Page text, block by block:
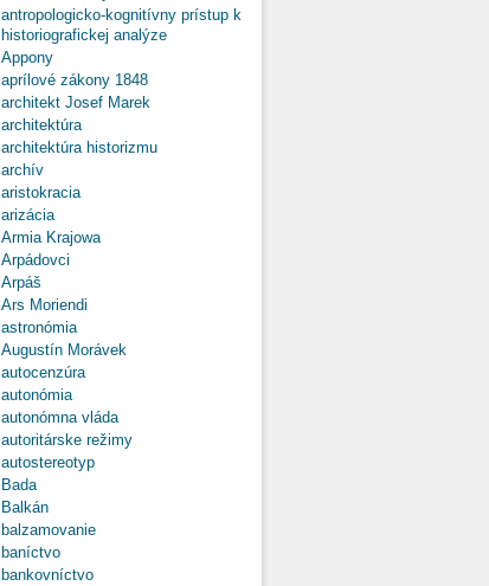
antropologicko-kognitívny prístup k
historiografickej analýze
Appony
aprílové zákony 1848
architekt Josef Marek
architektúra
architektúra historizmu
archív
aristokracia
arizácia
Armia Krajowa
Arpádovci
Arpáš
Ars Moriendi
astronómia
Augustín Morávek
autocenzúra
autonómia
autonómna vláda
autoritárske režimy
autostereotyp
Bada
Balkán
balzamovanie
baníctvo
bankovníctvo